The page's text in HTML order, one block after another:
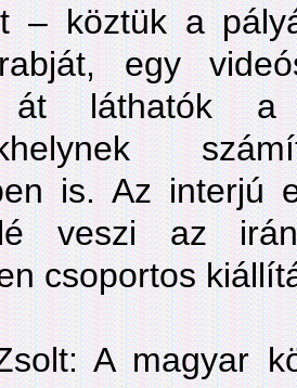
– köztük a
egy
át láthatók a
is. Az interjú
veszi az
csoportos
A magyar